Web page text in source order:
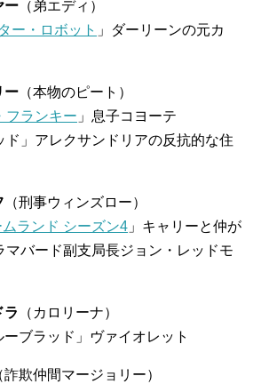
ー （弟エディ）
ー・ロボット 」ダーリーンの元カ
ー （本物のピート）
フランキー 」息子コヨーテ
ド」アレクサンドリアの反抗的な住
（刑事ウィンズロー）
ランド シーズン4 」キャリーと仲が
マバード副支局長ジョン・レッドモ
ラ
（カロリーナ）
ーブラッド」ヴァイオレット
詐欺仲間マージョリー）